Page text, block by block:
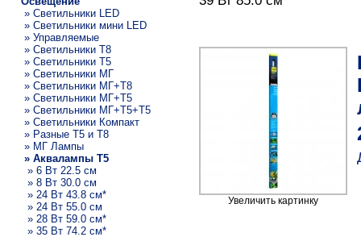
» Светильники LED
» Светильники мини LED
» Управляемые
» Светильники T8
» Светильники T5
» Светильники МГ
» Светильники МГ+T8
» Светильники МГ+T5
» Светильники МГ+T5+T5
» Светильники Компакт
» Разные T5 и T8
» МГ Лампы
» Аквалампы T5
» 6 Вт 22.5 см
» 8 Вт 30.0 см
» 24 Вт 43.8 см*
» 24 Вт 55.0 см
» 28 Вт 59.0 см*
» 35 Вт 74.2 см*
Увеличить картинку